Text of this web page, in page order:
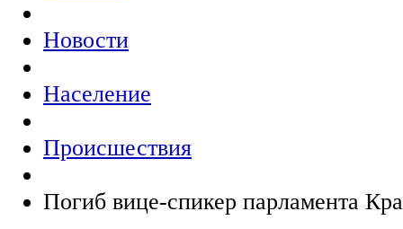
Новости
Население
Происшествия
Погиб вице-спикер парламента